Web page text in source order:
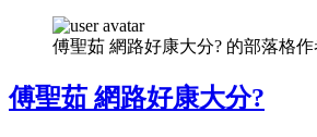
傅聖茹 網路好康大分? 的部落格
傅聖茹 網路好康大分?